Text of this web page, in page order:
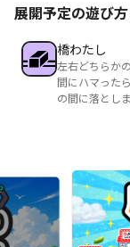
展開予定の遊び
橋わたし
左右どちらか
間にハマった
の間に落としま